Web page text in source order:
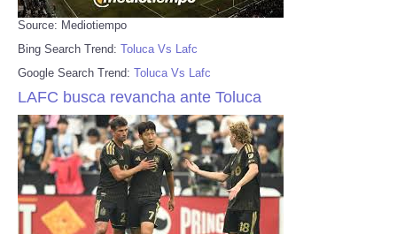
Source: Mediotiempo
Bing Search Trend: Toluca Vs Lafc
Google Search Trend: Toluca Vs Lafc
LAFC busca revancha ante Toluca